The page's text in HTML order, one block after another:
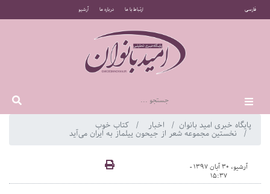
فارسی ارتباط با ما درباره ما آرشیو
پایگاه خبری امید بانوان اخبار کتاب خوب
نخستین مجموعه شعر از جیحون ییلماز به ایران می‌آید
آرشیو، 30 آبان 1397 -
15:37